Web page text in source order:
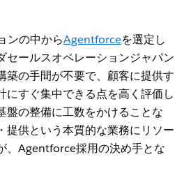
ンの中からAgentforceを選定し
セールスオペレーションジャパン
築の手間が不要で、顧客に提供す
にすぐ集中できる点を高く評価し
盤の整備に工数をかけることな
提供という本質的な業務にリソー
、Agentforce採用の決め手とな